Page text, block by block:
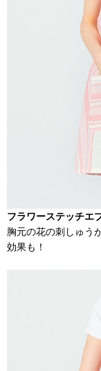
フラワーステッチエ
胸元の花の刺しゅう
効果も！